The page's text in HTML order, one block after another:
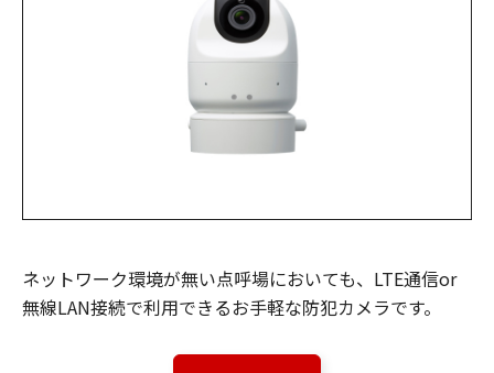
ネットワーク環境が無い点呼場においても、LTE通信or
無線LAN接続で利用できるお手軽な防犯カメラです。